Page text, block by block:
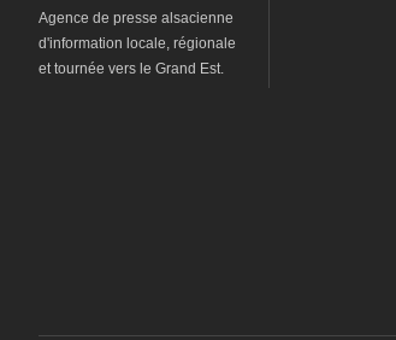
Agence de presse alsacienne
d'information locale, régionale
et tournée vers le Grand Est.